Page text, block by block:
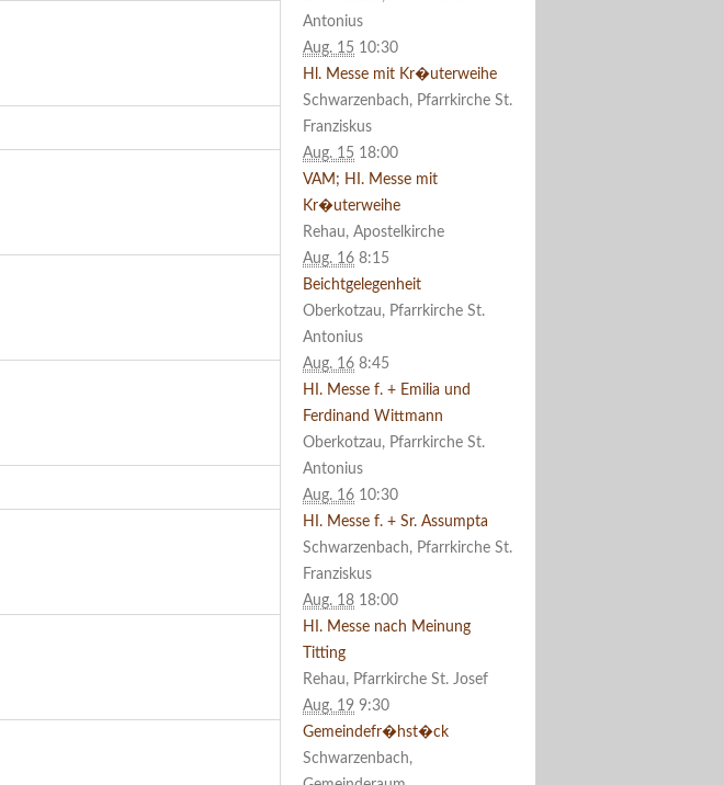
Antonius
Aug. 15 10:30
Hl. Messe mit Kr�uterweihe
Schwarzenbach, Pfarrkirche St.
Franziskus
Aug. 15 18:00
VAM; HI. Messe mit
Kr�uterweihe
Rehau, Apostelkirche
Aug. 16 8:15
Beichtgelegenheit
Oberkotzau, Pfarrkirche St.
Antonius
Aug. 16 8:45
HI. Messe f. + Emilia und
Ferdinand Wittmann
Oberkotzau, Pfarrkirche St.
Antonius
Aug. 16 10:30
HI. Messe f. + Sr. Assumpta
Schwarzenbach, Pfarrkirche St.
Franziskus
Aug. 18 18:00
HI. Messe nach Meinung
Titting
Rehau, Pfarrkirche St. Josef
Aug. 19 9:30
Gemeindefr�hst�ck
Schwarzenbach,